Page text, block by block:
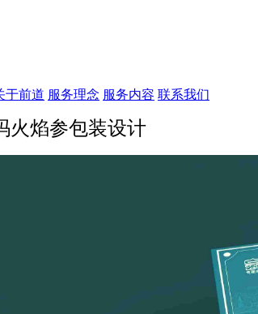
于前道 服务理念 服务内容 联系我们
火焰参包装设计